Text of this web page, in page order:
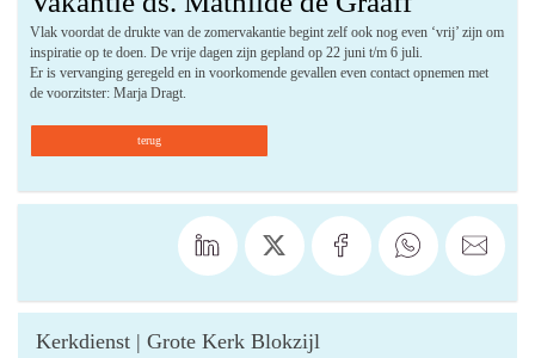
Vlak voordat de drukte van de zomervakantie begint zelf ook nog even ‘vrij’ zijn om
inspiratie op te doen. De vrije dagen zijn gepland op 22 juni t/m 6 juli.
Er is vervanging geregeld en in voorkomende gevallen even contact opnemen met
de voorzitster: Marja Dragt.
terug
Kerkdienst | Grote Kerk Blokzijl